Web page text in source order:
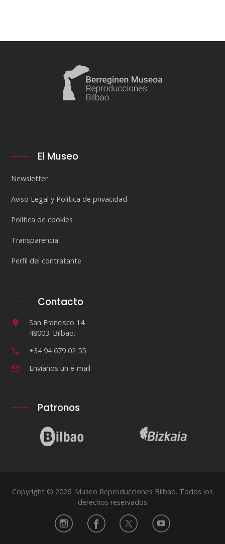
El Museo
Newsletter
Aviso Legal y Política de privacidad
Política de cookies
Transparencia
Perfil del contratante
Contacto
San Francisco 14.
48003. Bilbao.
+34 94 679 02 55
Envíanos un e-mail
Patronos
Copyright © 2026. Museo Reproducciones Bilbao. Todos los
derechos reservados